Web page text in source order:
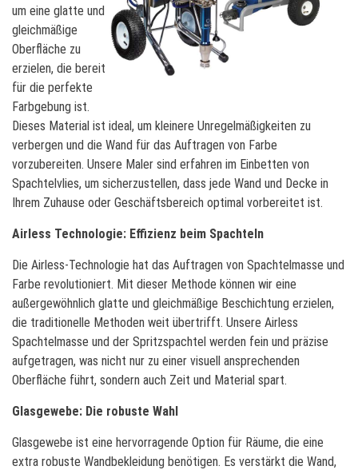
um eine glatte und
gleichmäßige
Oberfläche zu
erzielen, die bereit
für die perfekte
Farbgebung ist.
Dieses Material ist ideal, um kleinere Unregelmäßigkeiten zu
verbergen und die Wand für das Auftragen von Farbe
vorzubereiten. Unsere Maler sind erfahren im Einbetten von
Spachtelvlies, um sicherzustellen, dass jede Wand und Decke in
Ihrem Zuhause oder Geschäftsbereich optimal vorbereitet ist.
Airless Technologie: Effizienz beim Spachteln
Die Airless-Technologie hat das Auftragen von Spachtelmasse und
Farbe revolutioniert. Mit dieser Methode können wir eine
außergewöhnlich glatte und gleichmäßige Beschichtung erzielen,
die traditionelle Methoden weit übertrifft. Unsere Airless
Spachtelmasse und der Spritzspachtel werden fein und präzise
aufgetragen, was nicht nur zu einer visuell ansprechenden
Oberfläche führt, sondern auch Zeit und Material spart.
Glasgewebe: Die robuste Wahl
Glasgewebe ist eine hervorragende Option für Räume, die eine
extra robuste Wandbekleidung benötigen. Es verstärkt die Wand,